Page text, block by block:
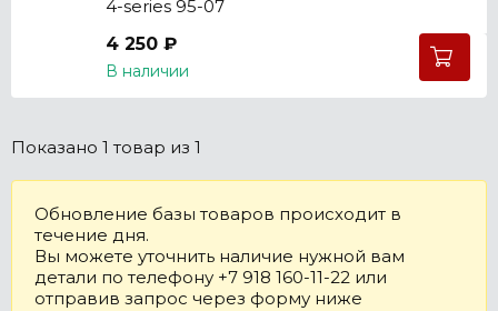
4-series 95-07
4 250 ₽
В наличии
Показано 1 товар из 1
Обновление базы товаров происходит в
течение дня.
Вы можете уточнить наличие нужной вам
детали по телефону +7 918 160-11-22 или
отправив запрос через форму ниже